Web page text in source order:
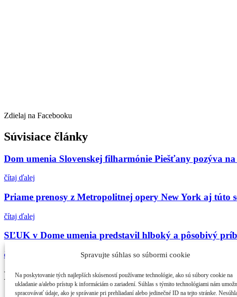
Spravujte súhlas so súbormi cookie
Na poskytovanie tých najlepších skúseností používame technológie, ako sú súbory cookie na
ukladanie a/alebo prístup k informáciám o zariadení. Súhlas s týmito technológiami nám
spracovávať údaje, ako je správanie pri prehliadaní alebo jedinečné ID na tejto stránke.
Zdielaj na Facebooku
Súvisiace články
Dom umenia Slovenskej filharmónie Piešťany pozýva
čítaj ďalej
Priame prenosy z Metropolitnej opery New York aj túto
čítaj ďalej
SĽUK v Dome umenia predstavil hlboký a pôsobivý
čítaj ďalej
Najčítanejšie